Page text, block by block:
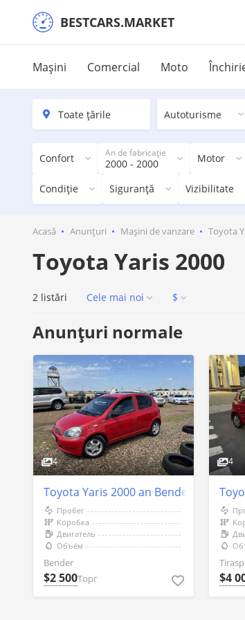
BESTCARS.MARKET
Mașini Comercial Moto
Autoturisme
Confort An de fabricație
2000 - 2000 Motor
Condiție Siguranță Vizibilitate
Acasă Anunțuri Mașini de vanzare Toyota
Toyota Yaris 2000
2 listări Cele mai noi $
Anunțuri normale
4
Toyota Yaris 2000 an Bender
Пробег
Коробка
Двигатель
Объём
Bender
$2 500Торг
4
$4